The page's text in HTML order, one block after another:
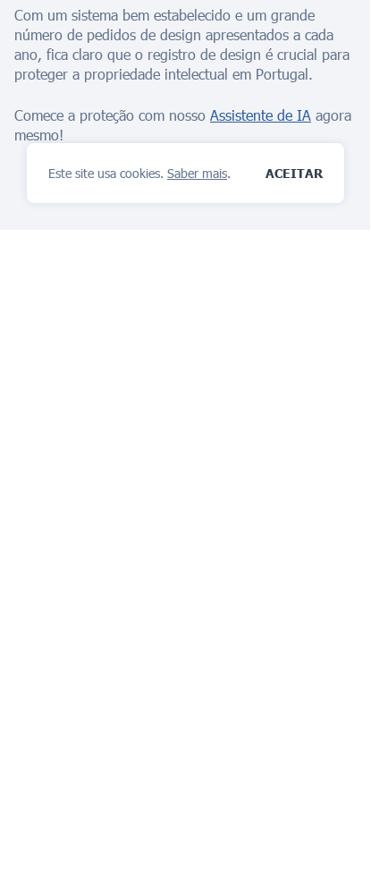
Este site usa cookies. Saber mais. ACEITAR
Com um sistema bem estabelecido e um grande
número de pedidos de design apresentados a cada
ano, fica claro que o registro de design é crucial para
proteger a propriedade intelectual em Portugal.
Comece a proteção com nosso Assistente de IA agora
mesmo!